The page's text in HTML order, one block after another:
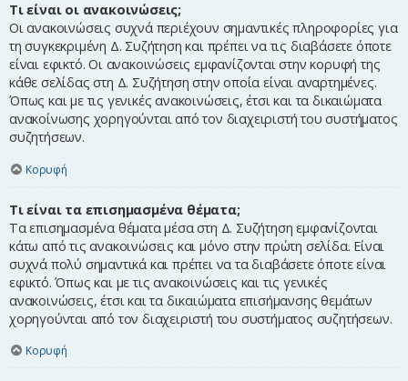
Τι είναι οι ανακοινώσεις;
Οι ανακοινώσεις συχνά περιέχουν σημαντικές πληροφορίες για
τη συγκεκριμένη Δ. Συζήτηση και πρέπει να τις διαβάσετε όποτε
είναι εφικτό. Οι ανακοινώσεις εμφανίζονται στην κορυφή της
κάθε σελίδας στη Δ. Συζήτηση στην οποία είναι αναρτημένες.
Όπως και με τις γενικές ανακοινώσεις, έτσι και τα δικαιώματα
ανακοίνωσης χορηγούνται από τον διαχειριστή του συστήματος
συζητήσεων.
Κορυφή
Τι είναι τα επισημασμένα θέματα;
Τα επισημασμένα θέματα μέσα στη Δ. Συζήτηση εμφανίζονται
κάτω από τις ανακοινώσεις και μόνο στην πρώτη σελίδα. Είναι
συχνά πολύ σημαντικά και πρέπει να τα διαβάσετε όποτε είναι
εφικτό. Όπως και με τις ανακοινώσεις και τις γενικές
ανακοινώσεις, έτσι και τα δικαιώματα επισήμανσης θεμάτων
χορηγούνται από τον διαχειριστή του συστήματος συζητήσεων.
Κορυφή